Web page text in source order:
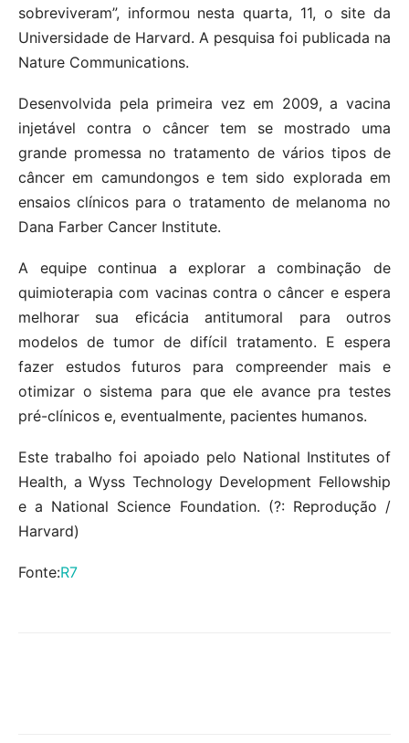
sobreviveram”, informou nesta quarta, 11, o site da
Universidade de Harvard. A pesquisa foi publicada na
Nature Communications.
Desenvolvida pela primeira vez em 2009, a vacina
injetável contra o câncer tem se mostrado uma
grande promessa no tratamento de vários tipos de
câncer em camundongos e tem sido explorada em
ensaios clínicos para o tratamento de melanoma no
Dana Farber Cancer Institute.
A equipe continua a explorar a combinação de
quimioterapia com vacinas contra o câncer e espera
melhorar sua eficácia antitumoral para outros
modelos de tumor de difícil tratamento. E espera
fazer estudos futuros para compreender mais e
otimizar o sistema para que ele avance pra testes
pré-clínicos e, eventualmente, pacientes humanos.
Este trabalho foi apoiado pelo National Institutes of
Health, a Wyss Technology Development Fellowship
e a National Science Foundation. (?: Reprodução /
Harvard)
Fonte:R7